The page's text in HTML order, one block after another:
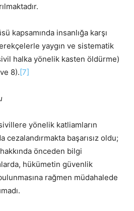
kapsamında insanlığa karşı
yaygın ve sistematik
halka yönelik kasten öldürme)
8).[7]
yönelik katliamların
başarısız oldu;
önceden bilgi
hükümetin güvenlik
rağmen müdahalede